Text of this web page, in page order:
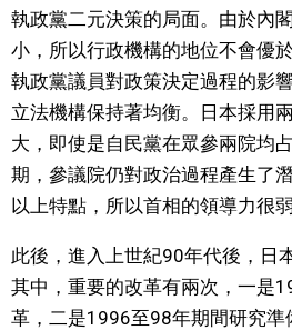
執政黨二元決策的局面。由於內
小，所以行政機構的地位不會優
執政黨議員對政策決定過程的影
立法機構保持著均衡。日本採用
大，即使是自民黨在眾參兩院均
期，參議院仍對政治過程產生了
以上特點，所以首相的領導力很弱
此後，進入上世紀90年代後，日
其中，重要的改革有兩次，一是
革，二是1996至98年期間研究